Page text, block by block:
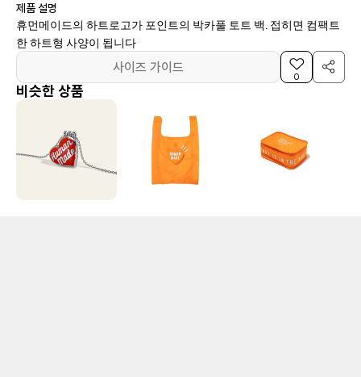
제품 설명
휴먼메이드의 하트로고가 포인트의 박카풀 토트 백. 접히면 컴팩트
한 하트형 사양이 됩니다
사이즈 가이드
0
비슷한 상품